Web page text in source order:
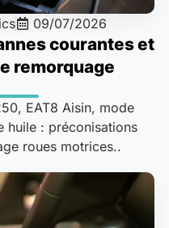
09/07/2026
courantes et
remorquage
EAT8 Aisin, mode
huile : préconisations
roues motrices..